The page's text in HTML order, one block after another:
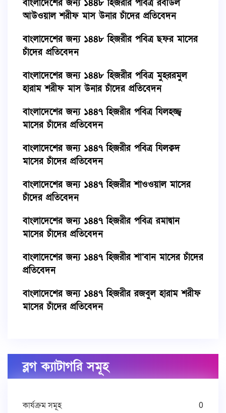
বাংলাদেশের জন্য ১৪৪৮ হিজরীর পবিত্র রবীউল
আউওয়াল শরীফ মাস উনার চাঁদের প্রতিবেদন
বাংলাদেশের জন্য ১৪৪৮ হিজরীর পবিত্র ছফর মাসের
চাঁদের প্রতিবেদন
বাংলাদেশের জন্য ১৪৪৮ হিজরীর পবিত্র মুহররমুল
হারাম শরীফ মাস উনার চাঁদের প্রতিবেদন
বাংলাদেশের জন্য ১৪৪৭ হিজরীর পবিত্র যিলহজ্জ্ব
মাসের চাঁদের প্রতিবেদন
বাংলাদেশের জন্য ১৪৪৭ হিজরীর পবিত্র যিলক্বদ
মাসের চাঁদের প্রতিবেদন
বাংলাদেশের জন্য ১৪৪৭ হিজরীর শাওওয়াল মাসের
চাঁদের প্রতিবেদন
বাংলাদেশের জন্য ১৪৪৭ হিজরীর পবিত্র রমাদ্বান
মাসের চাঁদের প্রতিবেদন
বাংলাদেশের জন্য ১৪৪৭ হিজরীর শা’বান মাসের চাঁদের
প্রতিবেদন
বাংলাদেশের জন্য ১৪৪৭ হিজরীর রজবুল হারাম শরীফ
মাসের চাঁদের প্রতিবেদন
ব্লগ ক্যাটাগরি সমূহ
কার্যক্রম সমূহ 0